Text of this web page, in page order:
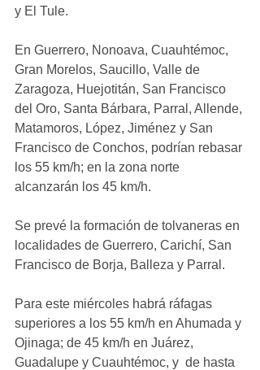
y El Tule.
En Guerrero, Nonoava, Cuauhtémoc,
Gran Morelos, Saucillo, Valle de
Zaragoza, Huejotitán, San Francisco
del Oro, Santa Bárbara, Parral, Allende,
Matamoros, López, Jiménez y San
Francisco de Conchos, podrían rebasar
los 55 km/h; en la zona norte
alcanzarán los 45 km/h.
Se prevé la formación de tolvaneras en
localidades de Guerrero, Carichí, San
Francisco de Borja, Balleza y Parral.
Para este miércoles habrá ráfagas
superiores a los 55 km/h en Ahumada y
Ojinaga; de 45 km/h en Juárez,
Guadalupe y Cuauhtémoc, y  de hasta